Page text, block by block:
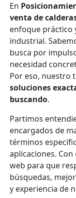
En
venta de
enfoque práctico
industrial.
busca por
necesidad
Por eso, nuestro
soluciones
buscando.
Partimos
encargados de
términos
aplicaciones.
web para que
búsquedas,
y experiencia de